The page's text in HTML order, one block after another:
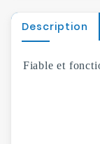
Description
Fiable et